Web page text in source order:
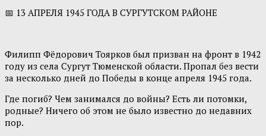
📅 13 АПРЕЛЯ 1945 ГОДА В СУРГУТСКОМ РАЙОНЕ
Филипп Фёдорович Тоярков был призван на фронт в 1942
году из села Сургут Тюменской области. Пропал без вести
за несколько дней до Победы в конце апреля 1945 года.
Где погиб? Чем занимался до войны? Есть ли потомки,
родные? Ничего об этом не было известно до недавних
пор.